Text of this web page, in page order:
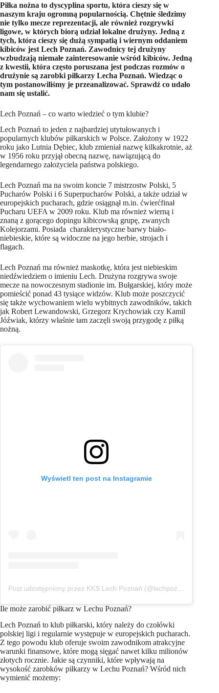
Piłka nożna to dyscyplina sportu, która cieszy się w
naszym kraju ogromną popularnością. Chętnie śledzimy
nie tylko mecze reprezentacji, ale również rozgrywki
ligowe, w których biorą udział lokalne drużyny. Jedną z
tych, która cieszy się dużą sympatią i wiernym oddaniem
kibiców jest Lech Poznań. Zawodnicy tej drużyny
wzbudzają niemałe zainteresowanie wśród kibiców. Jedną
z kwestii, która często poruszana jest podczas rozmów o
drużynie są zarobki piłkarzy Lecha Poznań. Wiedząc o
tym postanowiliśmy je przeanalizować. Sprawdź co udało
nam się ustalić.
Lech Poznań – co warto wiedzieć o tym klubie?
Lech Poznań to jeden z najbardziej utytułowanych i
popularnych klubów piłkarskich w Polsce. Założony w 1922
roku jako Lutnia Dębiec, klub zmieniał nazwę kilkakrotnie, aż
w 1956 roku przyjął obecną nazwę, nawiązującą do
legendarnego założyciela państwa polskiego.
Lech Poznań ma na swoim koncie 7 mistrzostw Polski, 5
Pucharów Polski i 6 Superpucharów Polski, a także udział w
europejskich pucharach, gdzie osiągnął m.in. ćwierćfinał
Pucharu UEFA w 2009 roku. Klub ma również wierną i
znaną z gorącego dopingu kibicowską grupę, zwanych
Kolejorzami. Posiada charakterystyczne barwy biało-
niebieskie, które są widoczne na jego herbie, strojach i
flagach.
Lech Poznań ma również maskotkę, która jest niebieskim
niedźwiedziem o imieniu Lech. Drużyna rozgrywa swoje
mecze na nowoczesnym stadionie im. Bułgarskiej, który może
pomieścić ponad 43 tysiące widzów. Klub może poszczycić
się także wychowaniem wielu wybitnych zawodników, takich
jak Robert Lewandowski, Grzegorz Krychowiak czy Kamil
Jóźwiak, którzy właśnie tam zaczęli swoją przygodę z piłką
nożną.
Wyświetl ten post na Instagramie
Ile może zarobić piłkarz w Lechu Poznań?
Lech Poznań to klub piłkarski, który należy do czołówki
polskiej ligi i regularnie występuje w europejskich pucharach.
Z tego powodu klub oferuje swoim zawodnikom atrakcyjne
warunki finansowe, które mogą sięgać nawet kilku milionów
złotych rocznie. Jakie są czynniki, które wpływają na
wysokość zarobków piłkarzy w Lechu Poznań? Wśród nich
wymienić możemy: